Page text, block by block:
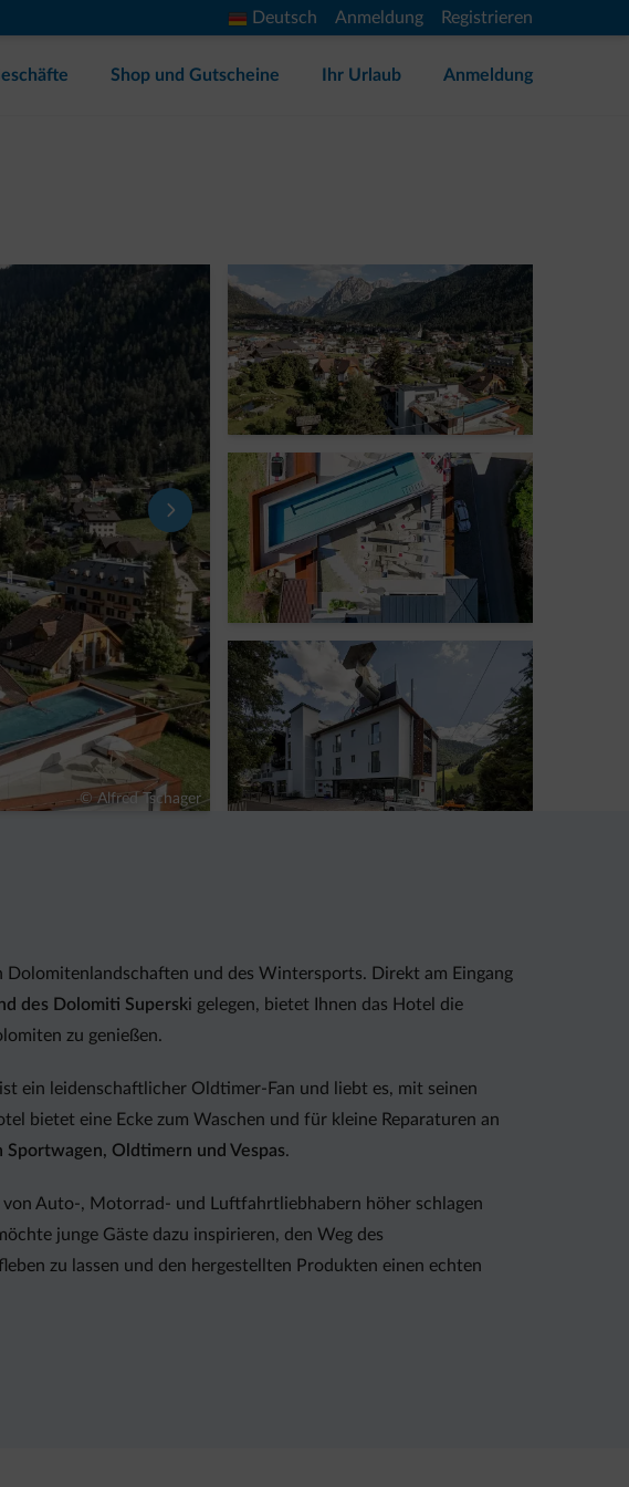
Deutsch Anmeldung Registrieren
Shop und Gutscheine Ihr Urlaub Anmeldung
© Alfred Tschager
und des Wintersports. Direkt am Eingang
des Dolomiti Superski gelegen, bietet Ihnen das Hotel die
zu genießen.
ein leidenschaftlicher Oldtimer-Fan und liebt es, mit seinen
bietet eine Ecke zum Waschen und für kleine Reparaturen an
Sportwagen, Oldtimern und Vespas.
von Auto-, Motorrad- und Luftfahrtliebhabern höher schlagen
junge Gäste dazu inspirieren, den Weg des
zu lassen und den hergestellten Produkten einen echten
Motorrad zu fahren oder hinter dem Steuer eines